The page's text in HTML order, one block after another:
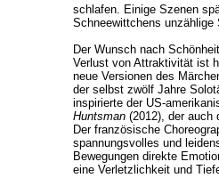
schlafen. Einige Szenen
Schneewittchens unzählige
Der Wunsch nach
Verlust von Attraktivität ist
neue Versionen des
der selbst zwölf Jahre
inspirierte der US-
Huntsman(2012), der auch
Der französische
spannungsvolles und
Bewegungen direkte
eine Verletzlichkeit und